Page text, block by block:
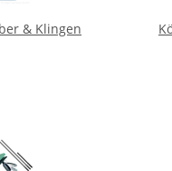
& Klingen